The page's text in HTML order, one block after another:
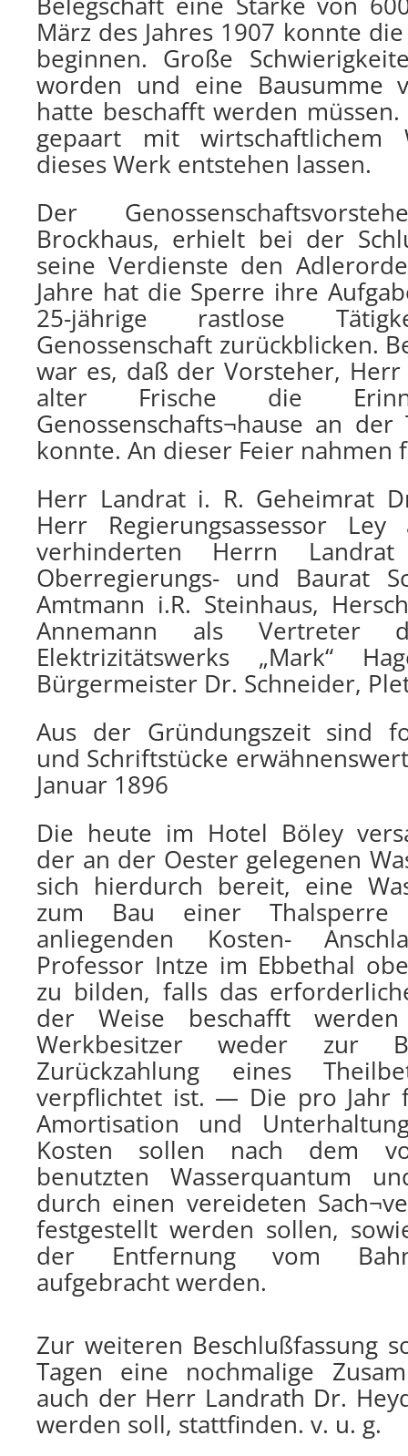
März des Jahres 1907 konnte
beginnen. Große
worden und eine Bausumme
hatte beschafft werden
gepaart mit wirtschaftlichem
dieses Werk entstehen lassen.
Der
Brockhaus, erhielt bei der
seine Verdienste den
Jahre hat die Sperre ihre
25-jährige rastlose
Genossenschaft zurückblicken.
war es, daß der Vorsteher,
alter Frische die
Genossenschafts¬hause an
konnte. An dieser Feier nahmen
Herr Landrat i. R. Geheimrat
Herr Regierungsassessor
verhinderten Herrn
Oberregierungs- und Baurat
Amtmann i.R. Steinhaus,
Annemann als Vertreter
Elektrizitätswerks „Mark“
Bürgermeister Dr. Schneider,
Aus der Gründungszeit sind
und Schriftstücke
Januar 1896
Die heute im Hotel Böley
der an der Oester gelegenen
sich hierdurch bereit, eine
zum Bau einer
anliegenden Kosten-
Professor Intze im Ebbethal
zu bilden, falls das
der Weise beschafft
Werkbesitzer weder zur
Zurückzahlung eines
verpflichtet ist. — Die pro Jahr
Amortisation und
Kosten sollen nach dem
benutzten Wasserquantum
durch einen vereideten
festgestellt werden sollen,
der Entfernung vom
aufgebracht werden.
Zur weiteren Beschlußfassung
Tagen eine nochmalige
auch der Herr Landrath Dr.
werden soll, stattfinden. v. u. g.